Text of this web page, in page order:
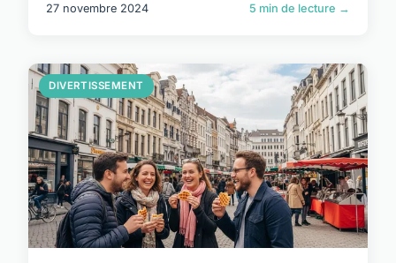
27 novembre 2024 5 min de lecture →
DIVERTISSEMENT